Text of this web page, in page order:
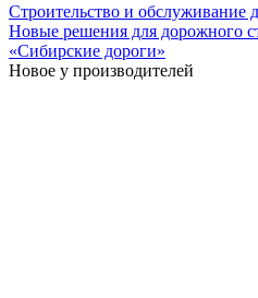
Строительство и обслуживание
Новые решения для дорожного
«Сибирские дороги»
Новое у производителей